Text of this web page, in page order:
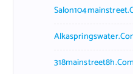
318mainstreet8h.com